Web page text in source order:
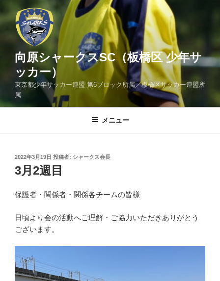
ン
ッ
向原シャークスSC（板橋区 少年サ
ッカー）
東京都少年サッカー連盟 第6ブロック所属／板橋区サッカー連盟所
属
メニュー
投
稿
日:
2022年3月19日 投稿者: シャークス会長
3月2週目
保護者・関係者・関係各チームの皆様
日頃より会の活動へご理解・ご協力いただきありがとう
ございます。